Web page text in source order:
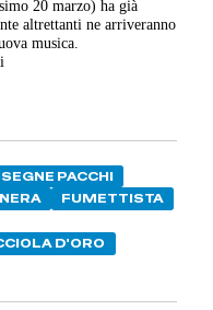
20 marzo) ha già
altrettanti ne arriveranno
musica.
PACCHI
FUMETTISTA
D'ORO